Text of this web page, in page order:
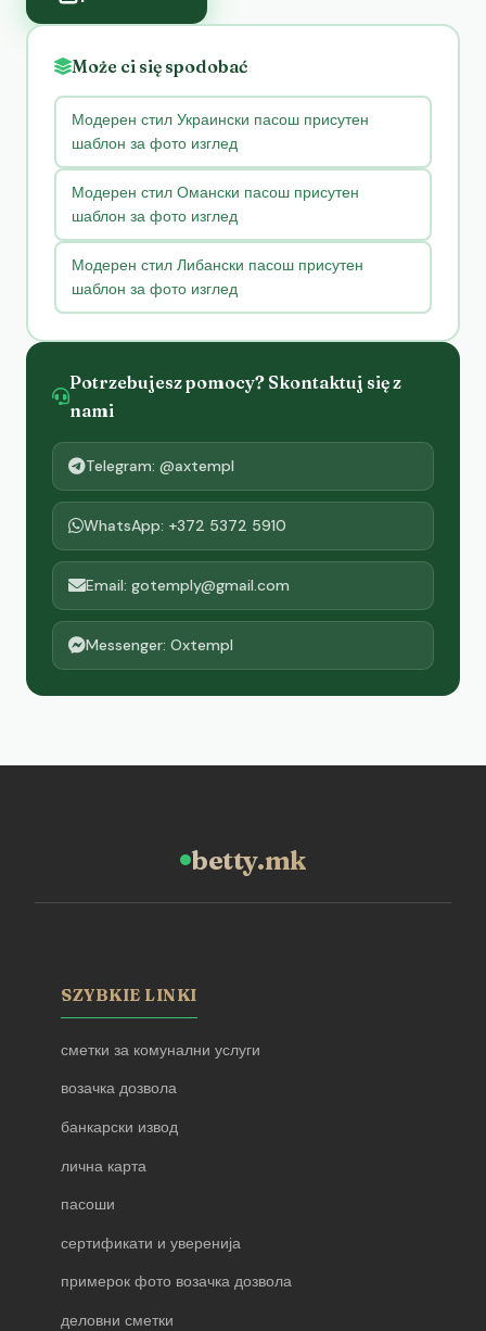
Może ci się spodobać
Модерен стил Украински пасош присутен
шаблон за фото изглед
Модерен стил Омански пасош присутен
шаблон за фото изглед
Модерен стил Либански пасош присутен
шаблон за фото изглед
Potrzebujesz pomocy? Skontaktuj się z
nami
Telegram: @axtempl
WhatsApp: +372 5372 5910
Email: gotemply@gmail.com
Messenger: Oxtempl
betty.mk
SZYBKIE LINKI
сметки за комунални услуги
возачка дозвола
банкарски извод
лична карта
пасоши
сертификати и уверенија
примерок фото возачка дозвола
деловни сметки